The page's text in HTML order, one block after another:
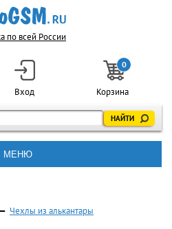
по всей России
Вход
0
Корзина
МЕНЮ
— Чехлы из алькантары